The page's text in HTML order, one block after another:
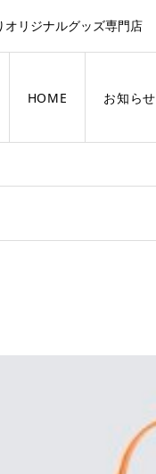
リジナルグッズ専門店
HOME お知らせ